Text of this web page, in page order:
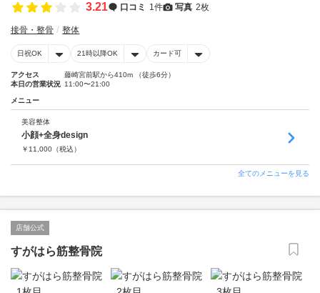
3.21 口コミ 1件 写真 2枚
接骨・整骨 整体
日祝OK 21時以降OK カード可
アクセス
藤崎宮前駅から410m （徒歩6分）
本日の営業状況 11:00〜21:00
メニュー
美容整体
小顔+全身design
￥ 11,000 （税込）
全てのメニューを見る
店舗公式
すがはら筋整骨院